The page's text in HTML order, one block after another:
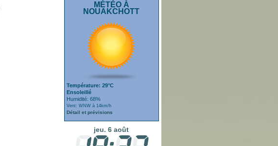
MÉTÉO À
NOUAKCHOTT
Température: 29°C
Ensoleillé
Humidité: 68%
Vent: WNW à 14km/h
Détail et prévisions
jeu. 6 août